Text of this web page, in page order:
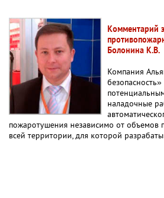
Комментарий
Болонина К.В.
Компания
наладочные
пожаротушения независимо от
всей территории, для которой